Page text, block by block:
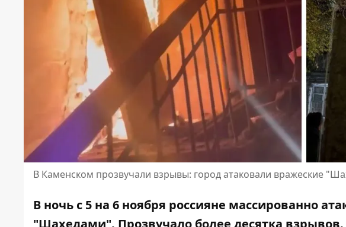
В Каменском прозвучали взрывы: город атаковали вражеские
В ночь с 5 на 6 ноября россияне массированно